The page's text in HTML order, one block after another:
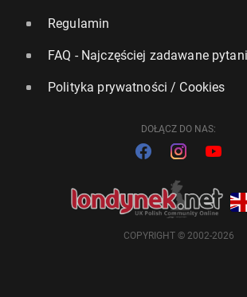
Regulamin
FAQ - Najczęściej zadawane
Polityka prywatności / Cookies
DOŁĄCZ DO NAS:
COPYRIGHT © 2002-2026